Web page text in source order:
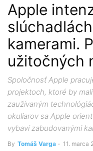
Apple
kamerami.
užitočných
Spoločnosť Apple
projektoch, ktoré by
zaužívaným
okuliarov sa Apple
vybaví zabudovanými
By Tomáš Varga - 11. marca